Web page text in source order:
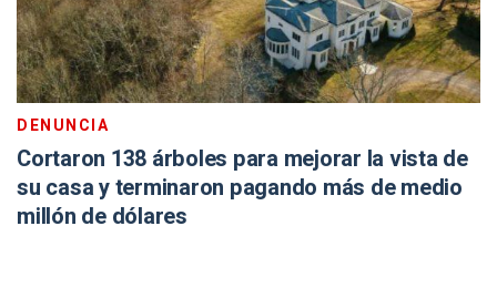
DENUNCIA
Cortaron 138 árboles para mejorar la vista de
su casa y terminaron pagando más de medio
millón de dólares